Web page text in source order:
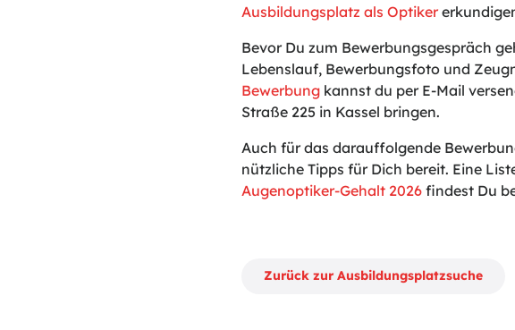
Ausbildungsplatz als Optiker
Bevor Du zum Bewerbungsgespräch
Lebenslauf, Bewerbungsfoto und
Bewerbung kannst du per E-Mail
Straße 225 in Kassel bringen.
Auch für das darauffolgende
nützliche Tipps für Dich bereit. Eine
Augenoptiker-Gehalt 2026 findest Du
Zurück zur Ausbildungsplatzsuche